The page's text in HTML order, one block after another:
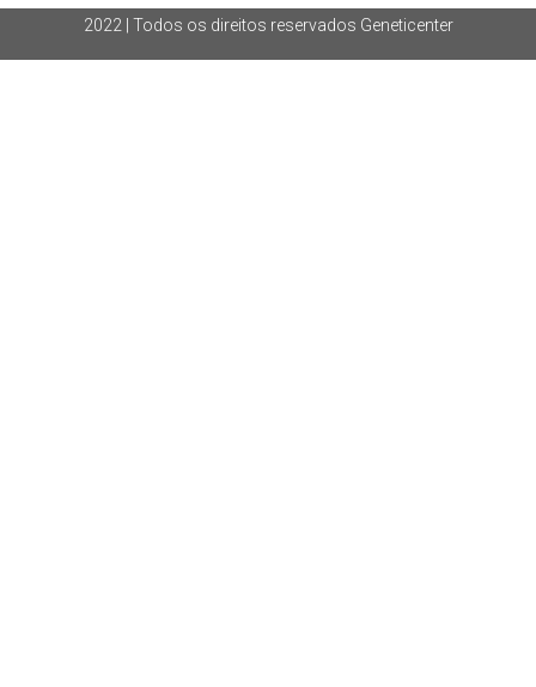
2022 | Todos os direitos reservados Geneticenter